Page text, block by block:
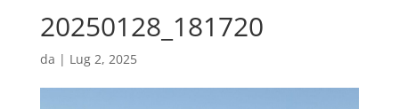
20250128_181720
da | Lug 2, 2025